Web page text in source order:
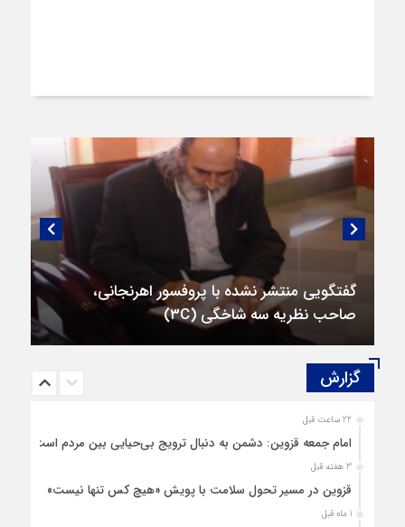
گفتگویی منتشر نشده با پروفسور اهرنجانی،
صاحب نظریه سه‌ شاخگی (۳C)
گزارش‌
22 ساعت قبل
امام جمعه قزوین: دشمن به دنبال ترویج بی‌حیایی بین مردم است
3 هفته قبل
قزوین در مسیر تحول سلامت با پویش «هیچ‌ کس تنها نیست»
1 ماه قبل